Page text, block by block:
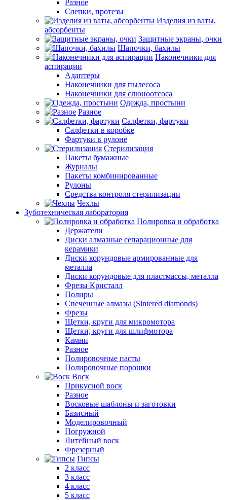
Разное
Слепки, протезы
Изделия из ваты,
абсорбенты
Защитные экраны, очки
Шапочки, бахилы
Наконечники для
аспирации
Адаптеры
Наконечники для пылесоса
Наконечники для слюноотсоса
Одежда, простыни
Разное
Салфетки, фартуки
Салфетки в коробке
Фартуки в рулоне
Стерилизация
Пакеты бумажные
Журналы
Пакеты комбинированные
Рулоны
Средства контроля стерилизации
Чехлы
Зуботехническая лаборатория
Полировка и обработка
Держатели
Диски алмазные сепарационные для
керамики
Диски корундовые армированные для
металла
Диски корундовые для пластмассы, металла
Фрезы Кристалл
Полиры
Спеченные алмазы (Sintered diamonds)
Фрезы
Щетки, круги для микромотора
Щетки, круги для шлифмотора
Камни
Разное
Полировочные пасты
Полировочные порошки
Воск
Прикусной воск
Разное
Восковые шаблоны и заготовки
Базисный
Моделировочный
Погружной
Литейный воск
Фрезерный
Гипсы
2 класс
3 класс
4 класс
5 класс